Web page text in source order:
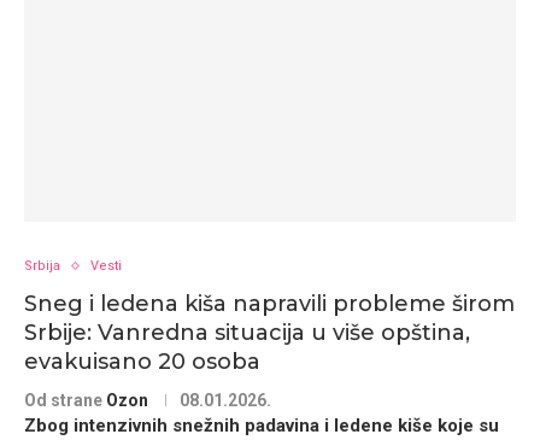
Srbija Vesti
Sneg i ledena kiša napravili probleme širom
Srbije: Vanredna situacija u više opština,
evakuisano 20 osoba
Od strane Ozon 08.01.2026.
Zbog intenzivnih snežnih padavina i ledene kiše koje su